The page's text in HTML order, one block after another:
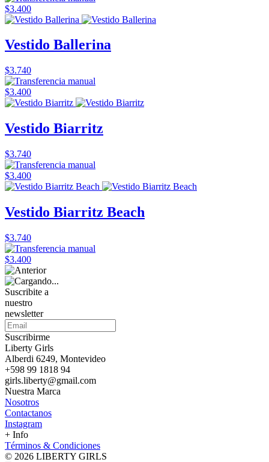
$3.400
Vestido Ballerina
$3.740
$3.400
Vestido Biarritz
$3.740
$3.400
Vestido Biarritz Beach
$3.740
$3.400
Suscribite a
nuestro
newsletter
Suscribirme
Liberty Girls
Alberdi 6249, Montevideo
+598 99 1818 94
girls.liberty@gmail.com
Nuestra Marca
Nosotros
Contactanos
Instagram
+ Info
Términos & Condiciones
© 2026 LIBERTY GIRLS